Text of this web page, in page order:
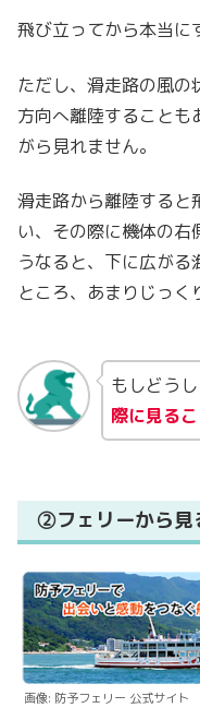
飛び立ってから本当に
ただし、滑走路の風
方向へ離陸することも
がら見れません。
滑走路から離陸すると
い、その際に機体の
うなると、下に広が
ところ、あまりじっく
もしどう
際に見る
②フェリーから見
画像: 防予フェリー 公式サイト